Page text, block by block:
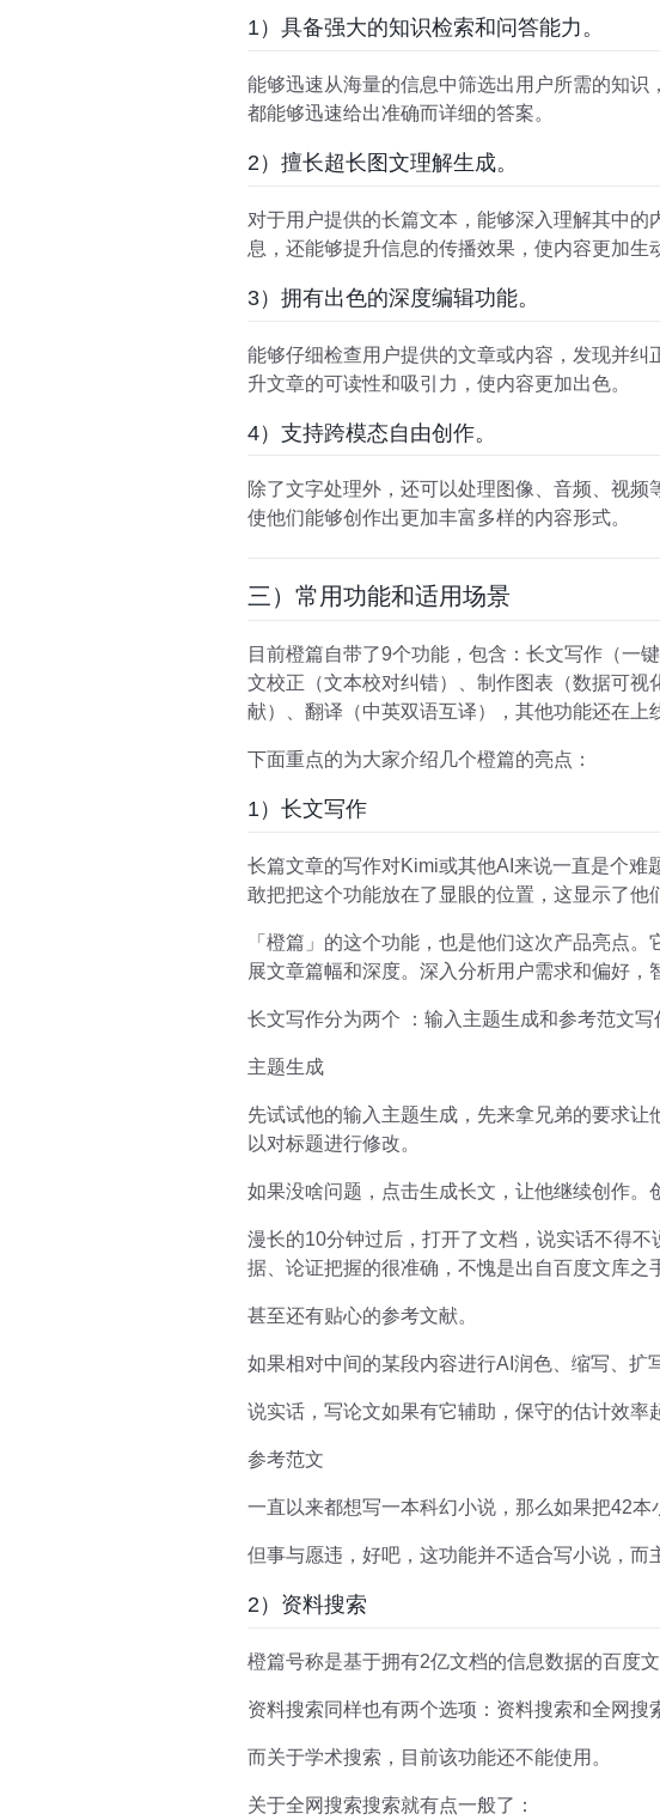
1）具备强大的知识检索和问答能力。
能够迅速从海量的信息中筛选出用户所需的知识
都能够迅速给出准确而详细的答案。
2）擅长超长图文理解生成。
对于用户提供的长篇文本，能够深入理解其中
息，还能够提升信息的传播效果，使内容更加生
3）拥有出色的深度编辑功能。
能够仔细检查用户提供的文章或内容，发现并
升文章的可读性和吸引力，使内容更加出色。
4）支持跨模态自由创作。
除了文字处理外，还可以处理图像、音频、视
使他们能够创作出更加丰富多样的内容形式。
三）常用功能和适用场景
目前橙篇自带了9个功能，包含：长文写作（一
文校正（文本校对纠错）、制作图表（数据可
献）、翻译（中英双语互译），其他功能还在上
下面重点的为大家介绍几个橙篇的亮点：
1）长文写作
长篇文章的写作对Kimi或其他AI来说一直是个难
敢把把这个功能放在了显眼的位置，这显示了他
「橙篇」的这个功能，也是他们这次产品亮点
展文章篇幅和深度。深入分析用户需求和偏好，
长文写作分为两个 ：输入主题生成和参考范文写
主题生成
先试试他的输入主题生成，先来拿兄弟的要求
以对标题进行修改。
如果没啥问题，点击生成长文，让他继续创作。
漫长的10分钟过后，打开了文档，说实话不得
据、论证把握的很准确，不愧是出自百度文库之
甚至还有贴心的参考文献。
如果相对中间的某段内容进行AI润色、缩写、扩
说实话，写论文如果有它辅助，保守的估计效率
参考范文
一直以来都想写一本科幻小说，那么如果把42
但事与愿违，好吧，这功能并不适合写小说，而
2）资料搜索
橙篇号称是基于拥有2亿文档的信息数据的百度
资料搜索同样也有两个选项：资料搜索和全网搜
而关于学术搜索，目前该功能还不能使用。
关于全网搜索搜索就有点一般了：